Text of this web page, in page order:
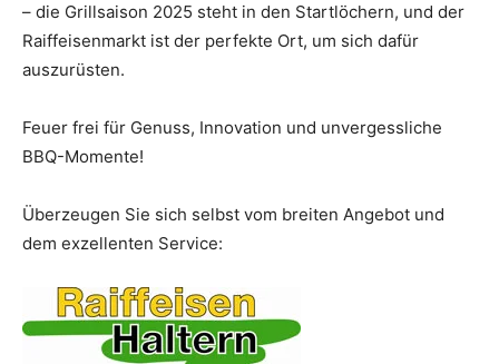
– die Grillsaison 2025 steht in den Startlöchern, und der
Raiffeisenmarkt ist der perfekte Ort, um sich dafür
auszurüsten.
Feuer frei für Genuss, Innovation und unvergessliche
BBQ-Momente!
Überzeugen Sie sich selbst vom breiten Angebot und
dem exzellenten Service: